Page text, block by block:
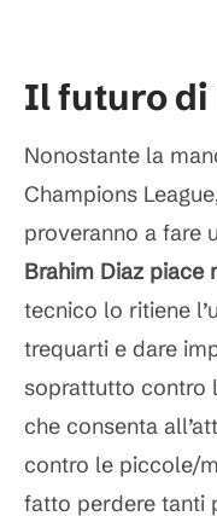
Il futuro di
Nonostante la
Champions
proveranno a fare
Brahim Diaz piace
tecnico lo ritiene
trequarti e dare
soprattutto contro
che consenta
contro le piccole/
fatto perdere tanti